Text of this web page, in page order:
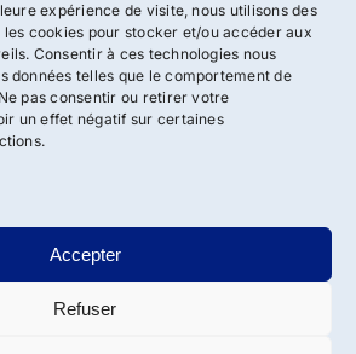
expérience de visite, nous utilisons des
cookies pour stocker et/ou accéder aux
Consentir à ces technologies nous
données telles que le comportement de
pas consentir ou retirer votre
un effet négatif sur certaines
Accepter
Refuser
J’accepte